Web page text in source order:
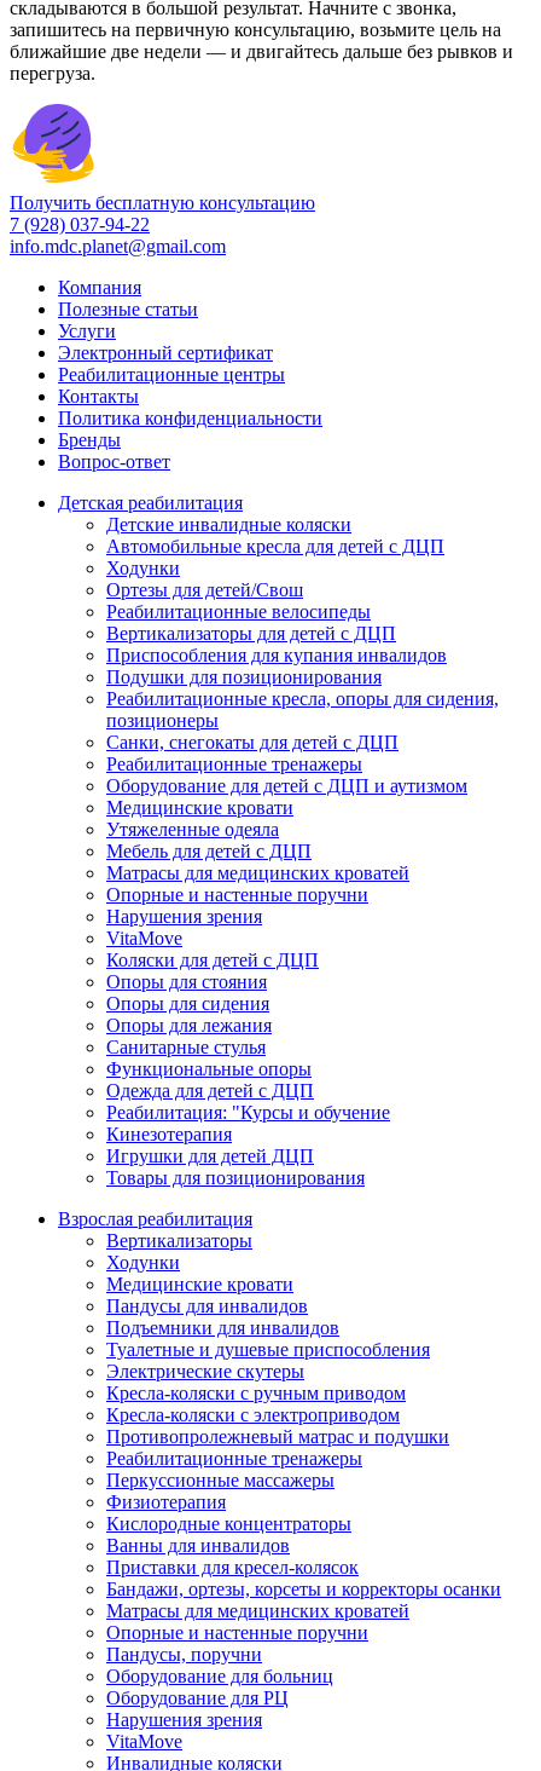
складываются в большой результат. Начните с звонка,
запишитесь на первичную консультацию, возьмите цель на
ближайшие две недели — и двигайтесь дальше без рывков и
перегруза.
Получить бесплатную консультацию
7 (928) 037-94-22
info.mdc.planet@gmail.com
Компания
Полезные статьи
Услуги
Электронный сертификат
Реабилитационные центры
Контакты
Политика конфиденциальности
Бренды
Вопрос-ответ
Детская реабилитация
Детские инвалидные коляски
Автомобильные кресла для детей с ДЦП
Ходунки
Ортезы для детей/Свош
Реабилитационные велосипеды
Вертикализаторы для детей с ДЦП
Приспособления для купания инвалидов
Подушки для позиционирования
Реабилитационные кресла, опоры для сидения,
позиционеры
Санки, снегокаты для детей с ДЦП
Реабилитационные тренажеры
Оборудование для детей с ДЦП и аутизмом
Медицинские кровати
Утяжеленные одеяла
Мебель для детей с ДЦП
Матрасы для медицинских кроватей
Опорные и настенные поручни
Нарушения зрения
VitaMove
Коляски для детей с ДЦП
Опоры для стояния
Опоры для сидения
Опоры для лежания
Санитарные стулья
Функциональные опоры
Одежда для детей с ДЦП
Реабилитация: "Курсы и обучение
Кинезотерапия
Игрушки для детей ДЦП
Товары для позиционирования
Взрослая реабилитация
Вертикализаторы
Ходунки
Медицинские кровати
Пандусы для инвалидов
Подъемники для инвалидов
Туалетные и душевые приспособления
Электрические скутеры
Кресла-коляски с ручным приводом
Кресла-коляски с электроприводом
Противопролежневый матрас и подушки
Реабилитационные тренажеры
Перкуссионные массажеры
Физиотерапия
Кислородные концентраторы
Ванны для инвалидов
Приставки для кресел-колясок
Бандажи, ортезы, корсеты и корректоры осанки
Матрасы для медицинских кроватей
Опорные и настенные поручни
Пандусы, поручни
Оборудование для больниц
Оборудование для РЦ
Нарушения зрения
VitaMove
Инвалидные коляски